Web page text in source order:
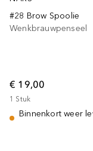
#28 Brow Spoolie
Wenkbrauwpenseel
€ 19,00
1 Stuk
Binnenkort weer